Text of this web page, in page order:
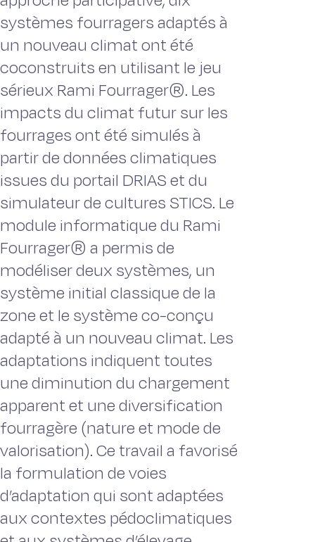
systèmes fourragers adaptés à
un nouveau climat ont été
coconstruits en utilisant le jeu
sérieux Rami Fourrager®. Les
impacts du climat futur sur les
fourrages ont été simulés à
partir de données climatiques
issues du portail DRIAS et du
simulateur de cultures STICS. Le
module informatique du Rami
Fourrager® a permis de
modéliser deux systèmes, un
système initial classique de la
zone et le système co-conçu
adapté à un nouveau climat. Les
adaptations indiquent toutes
une diminution du chargement
apparent et une diversification
fourragère (nature et mode de
valorisation). Ce travail a favorisé
la formulation de voies
d’adaptation qui sont adaptées
aux contextes pédoclimatiques